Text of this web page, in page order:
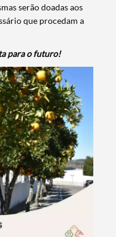
serão doadas aos
que procedam a
para o futuro!